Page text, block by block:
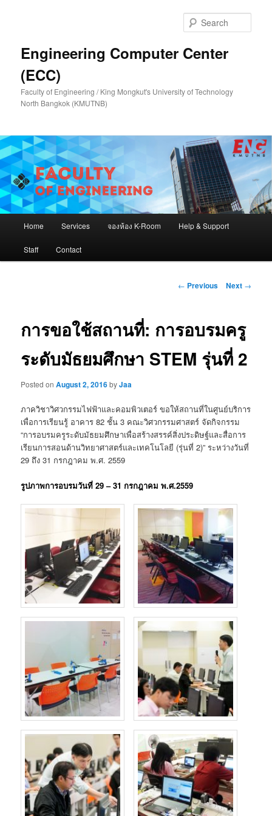
Engineering Computer Center
(ECC)
Faculty of Engineering / King Mongkut's University of Technology
North Bangkok (KMUTNB)
Home Services จองห้อง K-Room Help & Support
Staff Contact
Post
← Previous Next →
การขอใช้สถานที่: การอบรมครู
ระดับมัธยมศึกษา STEM รุ่นที่ 2
Posted onAugust 2, 2016byJaa
ภาควิชาวิศวกรรมไฟฟ้าและคอมพิวเตอร์ ขอให้สถานที่ในศูนย์บริการ
เพื่อการเรียนรู้ อาคาร 82 ชั้น 3 คณะวิศวกรรมศาสตร์ จัดกิจกรรม
“การอบรมครูระดับมัธยมศึกษาเพื่อสร้างสรรค์สิ่งประดิษฐ์และสื่อการ
เรียนการสอนด้านวิทยาศาสตร์และเทคโนโลยี (รุ่นที่ 2)” ระหว่างวันที่
29 ถึง 31 กรกฎาคม พ.ศ. 2559
รูปภาพการอบรมวันที่ 29 – 31 กรกฎาคม พ.ศ.2559